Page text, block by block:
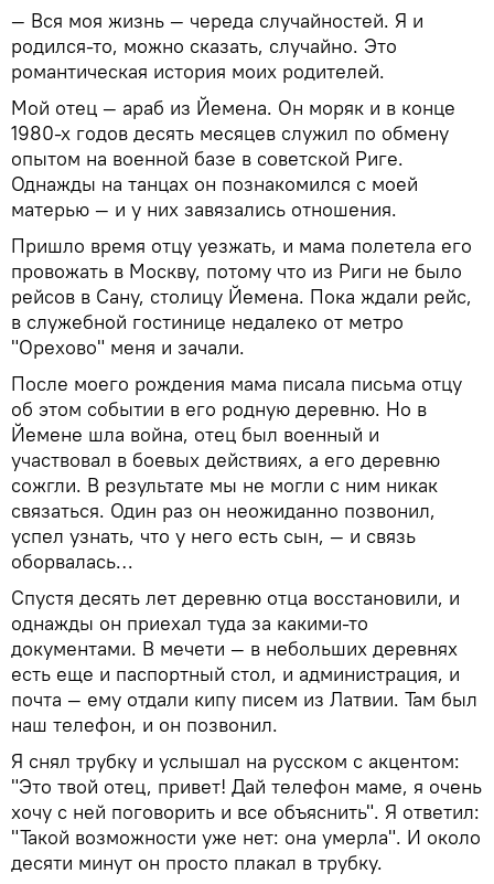
— Вся моя жизнь — череда случайностей. Я и
родился-то, можно сказать, случайно. Это
романтическая история моих родителей.
Мой отец — араб из Йемена. Он моряк и в конце
1980-х годов десять месяцев служил по обмену
опытом на военной базе в советской Риге.
Однажды на танцах он познакомился с моей
матерью — и у них завязались отношения.
Пришло время отцу уезжать, и мама полетела его
провожать в Москву, потому что из Риги не было
рейсов в Сану, столицу Йемена. Пока ждали рейс,
в служебной гостинице недалеко от метро
"Орехово" меня и зачали.
После моего рождения мама писала письма отцу
об этом событии в его родную деревню. Но в
Йемене шла война, отец был военный и
участвовал в боевых действиях, а его деревню
сожгли. В результате мы не могли с ним никак
связаться. Один раз он неожиданно позвонил,
успел узнать, что у него есть сын, — и связь
оборвалась…
Спустя десять лет деревню отца восстановили, и
однажды он приехал туда за какими-то
документами. В мечети — в небольших деревнях
есть еще и паспортный стол, и администрация, и
почта — ему отдали кипу писем из Латвии. Там был
наш телефон, и он позвонил.
Я снял трубку и услышал на русском с акцентом:
"Это твой отец, привет! Дай телефон маме, я очень
хочу с ней поговорить и все объяснить". Я ответил:
"Такой возможности уже нет: она умерла". И около
десяти минут он просто плакал в трубку.